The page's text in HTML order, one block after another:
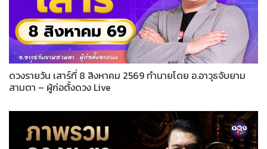
ดวงรายวัน เสาร์ที่ 8 สิงหาคม 2569 ทำนายโดย อ.อาวุธจับยาม
สามตา – ผู้ก่อตั้งดวง Live